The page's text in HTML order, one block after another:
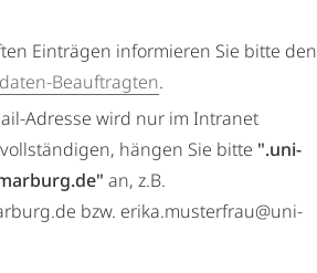
Einträgen informieren Sie bitte den
Beauftragten.
Adresse wird nur im Intranet
hängen Sie bitte ".uni-
an, z.B.
bzw. erika.musterfrau@uni-